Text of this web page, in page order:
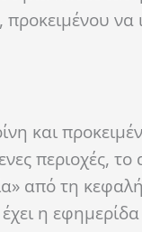
να
και
περιοχές,
από τη
η